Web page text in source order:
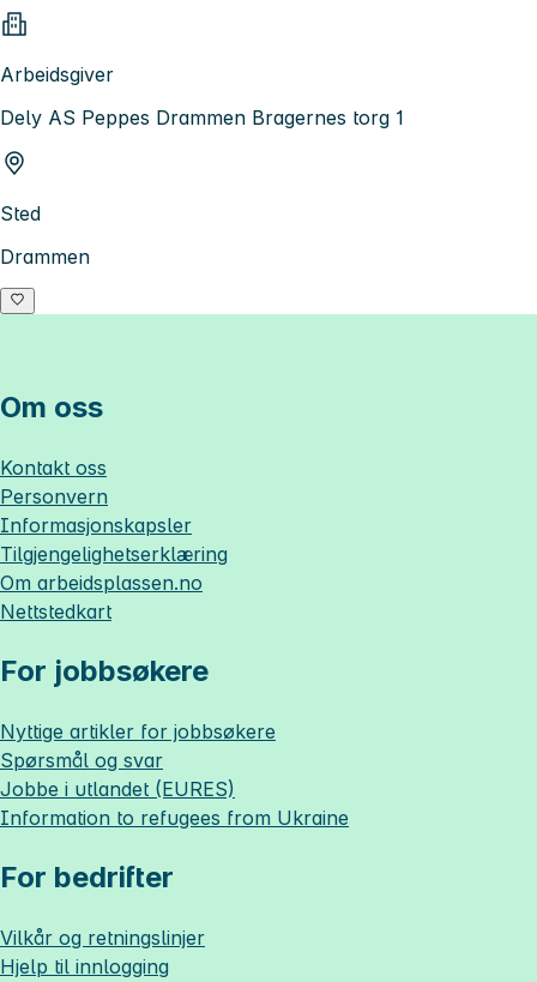
Arbeidsgiver
Dely AS Peppes Drammen Bragernes torg 1
Sted
Drammen
Om oss
Kontakt oss
Personvern
Informasjonskapsler
Tilgjengelighetserklæring
Om arbeidsplassen.no
Nettstedkart
For jobbsøkere
Nyttige artikler for jobbsøkere
Spørsmål og svar
Jobbe i utlandet (EURES)
Information to refugees from Ukraine
For bedrifter
Vilkår og retningslinjer
Hjelp til innlogging